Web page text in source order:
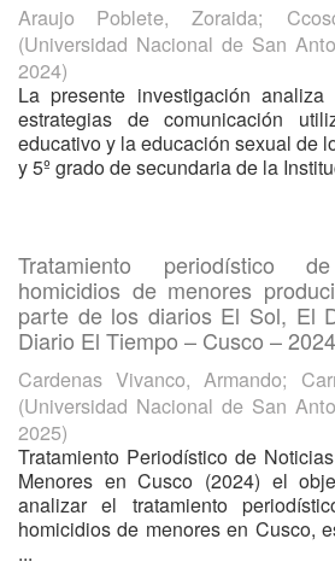
Araujo Poblete, Zoraida;
(Universidad Nacional de San
2024)
La presente investigación
estrategias de comunicación
educativo y la educación sexual de
y 5º grado de secundaria de la
Tratamiento periodístico
homicidios de menores
parte de los diarios El Sol, El
Diario El Tiempo – Cusco – 2024
Cardenas Vivanco, Armando;
(Universidad Nacional de San
2025)
Tratamiento Periodístico de
Menores en Cusco (2024) el
analizar el tratamiento
homicidios de menores en Cusco,
...